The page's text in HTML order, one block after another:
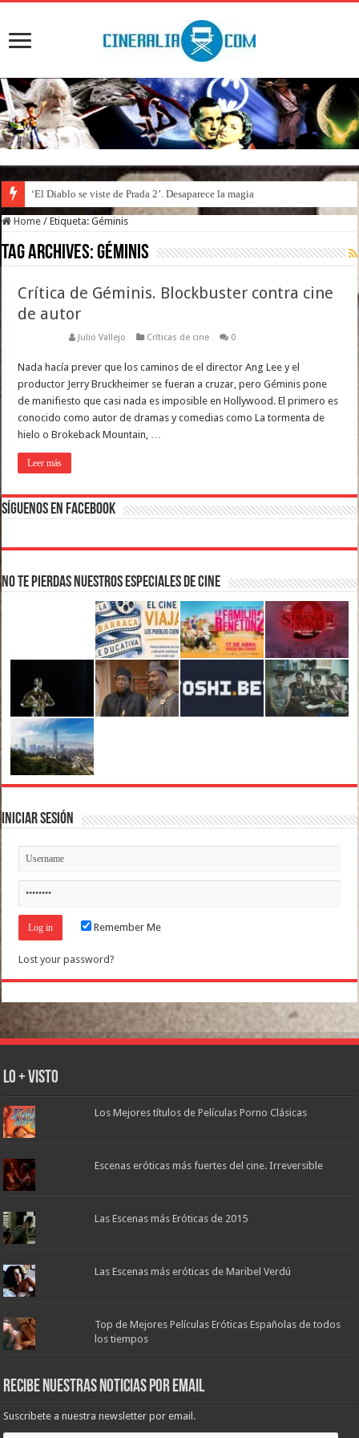
‘El Diablo se viste de Prada 2’. Desaparece la magia
Home / Etiqueta:Géminis
Tag Archives:Géminis
Crítica de Géminis. Blockbuster contra cine
de autor
Julio Vallejo Críticas de cine 0
Nada hacía prever que los caminos de el director Ang Lee y el
productor Jerry Bruckheimer se fueran a cruzar, pero Géminis pone
de manifiesto que casi nada es imposible en Hollywood. El primero es
conocido como autor de dramas y comedias como La tormenta de
hielo o Brokeback Mountain, …
Leer más
Síguenos en Facebook
No te pierdas nuestros Especiales de Cine
Iniciar Sesión
Remember Me
Lost your password?
Lo + Visto
Los Mejores títulos de Películas Porno Clásicas
Escenas eróticas más fuertes del cine. Irreversible
Las Escenas más Eróticas de 2015
Las Escenas más eróticas de Maribel Verdú
Top de Mejores Películas Eróticas Españolas de todos
los tiempos
Recibe nuestras noticias por email
Suscribete a nuestra newsletter por email.